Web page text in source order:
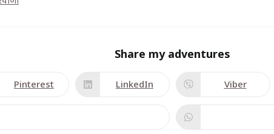
Share my adventures
Pinterest LinkedIn Viber